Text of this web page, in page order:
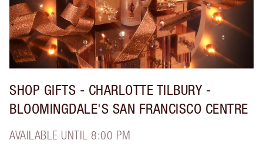
SHOP GIFTS - CHARLOTTE TILBURY -
BLOOMINGDALE'S SAN FRANCISCO CENTRE
AVAILABLE UNTIL 8:00 PM